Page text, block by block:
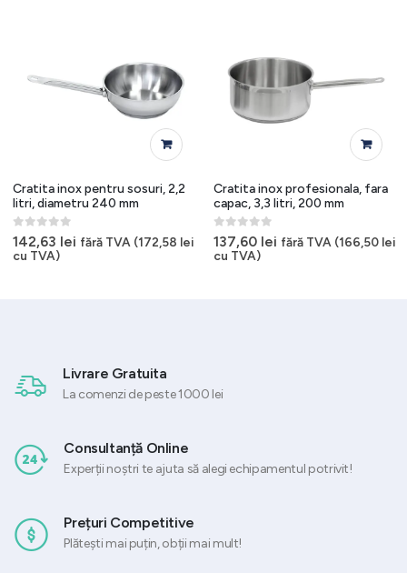
Cratita inox pentru sosuri, 2,2
litri, diametru 240 mm
0 out of 5
142,63 lei fără TVA (172,58 lei
cu TVA)
Cratita inox profesionala, fara
capac, 3,3 litri, 200 mm
0out of 5
137,60 lei fără TVA (166,50 lei
cu TVA)
Livrare Gratuita
La comenzi de peste 1000 lei
Consultanță Online
Experții noștri te ajuta să alegi echipamentul potrivit!
Prețuri Competitive
Plătești mai puțin, obții mai mult!